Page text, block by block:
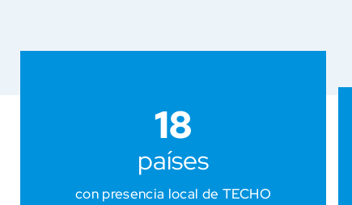
países
18
con presencia local de TECHO